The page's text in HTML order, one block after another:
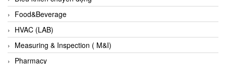
Ekstrom-Carlson
Elands Cable Vietnam
Elap Vietnam
Electro Adda
Food&Beverage
HVAC (LAB)
Measuring & Inspection ( M&I)
Pharmacy